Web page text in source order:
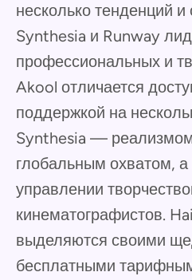
несколько тенденций
Synthesia и Runway
профессиональных и
Akool отличается
поддержкой на
Synthesia —
глобальным охватом,
управлении
кинематографистов.
выделяются своими
бесплатными